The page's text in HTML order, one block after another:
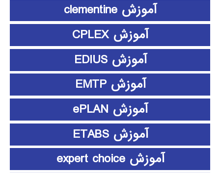
آموزش clementine
آموزش CPLEX
آموزش EDIUS
آموزش EMTP
آموزش ePLAN
آموزش ETABS
آموزش expert choice